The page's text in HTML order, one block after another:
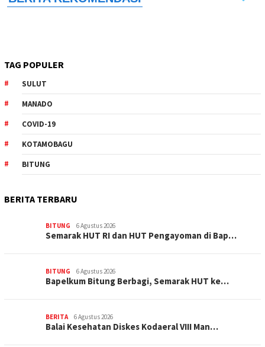
TAG POPULER
SULUT
MANADO
COVID-19
KOTAMOBAGU
BITUNG
BERITA TERBARU
BITUNG 6 Agustus 2026
Semarak HUT RI dan HUT Pengayoman di Bap…
BITUNG 6 Agustus 2026
‎Bapelkum Bitung Berbagi, Semarak HUT ke…
BERITA 6 Agustus 2026
Balai Kesehatan Diskes Kodaeral VIII Man…